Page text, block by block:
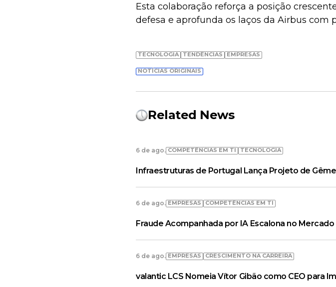
Esta colaboração reforça a posição
defesa e aprofunda os laços da Airbus com
TECNOLOGIA TENDÊNCIAS EMPRESAS
NOTÍCIAS ORIGINAIS
Related News
6 de ago. COMPETÊNCIAS EM TI TECNOLOGIA
Infraestruturas de Portugal Lança Projeto de
6 de ago. EMPRESAS COMPETÊNCIAS EM TI
Fraude Acompanhada por IA Escalona no
6 de ago. EMPRESAS CRESCIMENTO NA CARREIRA
valantic LCS Nomeia Vítor Gibão como CEO para